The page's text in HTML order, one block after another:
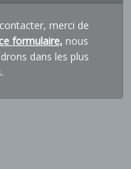
merci de
ce formulaire, nous
dans les plus